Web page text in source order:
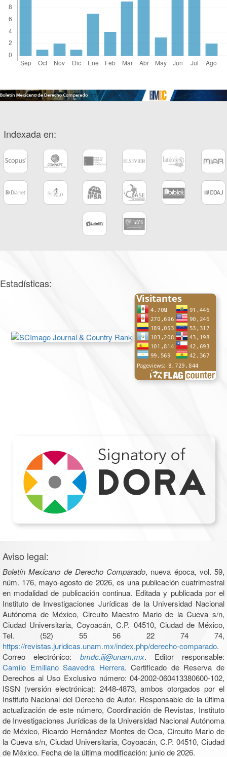
Indexada en:
Estadísticas:
Aviso legal:
Boletín Mexicano de Derecho Comparado, nueva época, vol. 59,
núm. 176, mayo-agosto de 2026, es una publicación cuatrimestral
en modalidad de publicación continua. Editada y publicada por el
Instituto de Investigaciones Jurídicas de la Universidad Nacional
Autónoma de México, Circuito Maestro Mario de la Cueva s/n,
Ciudad Universitaria, Coyoacán, C.P. 04510, Ciudad de México,
Tel. (52) 55 56 22 74 74,
https://revistas.juridicas.unam.mx/index.php/derecho-comparado.
Correo electrónico: bmdc.iij@unam.mx. Editor responsable:
Camilo Emiliano Saavedra Herrera. Certificado de Reserva de
Derechos al Uso Exclusivo número: 04-2002-060413380600-102,
ISSN (versión electrónica): 2448-4873, ambos otorgados por el
Instituto Nacional del Derecho de Autor. Responsable de la última
actualización de este número, Coordinación de Revistas, Instituto
de Investigaciones Jurídicas de la Universidad Nacional Autónoma
de México, Ricardo Hernández Montes de Oca, Circuito Mario de
la Cueva s/n, Ciudad Universitaria, Coyoacán, C.P. 04510, Ciudad
de México. Fecha de la última modificación: junio de 2026.